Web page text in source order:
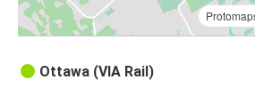
Ottawa (VIA Rail)